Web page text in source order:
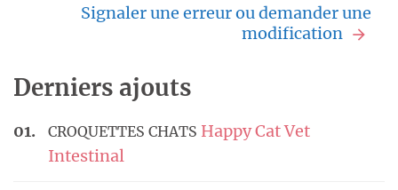
Signaler une erreur ou demander une
modification
Derniers ajouts
CROQUETTES CHATS Happy Cat Vet
Intestinal